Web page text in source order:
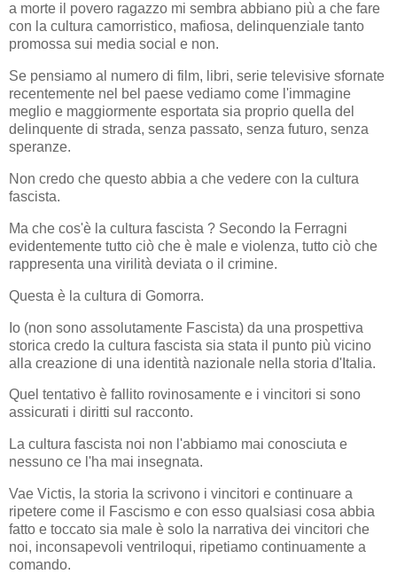
a morte il povero ragazzo mi sembra abbiano più a che fare
con la cultura camorristico, mafiosa, delinquenziale tanto
promossa sui media social e non.
Se pensiamo al numero di film, libri, serie televisive sfornate
recentemente nel bel paese vediamo come l'immagine
meglio e maggiormente esportata sia proprio quella del
delinquente di strada, senza passato, senza futuro, senza
speranze.
Non credo che questo abbia a che vedere con la cultura
fascista.
Ma che cos'è la cultura fascista ? Secondo la Ferragni
evidentemente tutto ciò che è male e violenza, tutto ciò che
rappresenta una virilità deviata o il crimine.
Questa è la cultura di Gomorra.
Io (non sono assolutamente Fascista) da una prospettiva
storica credo la cultura fascista sia stata il punto più vicino
alla creazione di una identità nazionale nella storia d'Italia.
Quel tentativo è fallito rovinosamente e i vincitori si sono
assicurati i diritti sul racconto.
La cultura fascista noi non l'abbiamo mai conosciuta e
nessuno ce l'ha mai insegnata.
Vae Victis, la storia la scrivono i vincitori e continuare a
ripetere come il Fascismo e con esso qualsiasi cosa abbia
fatto e toccato sia male è solo la narrativa dei vincitori che
noi, inconsapevoli ventriloqui, ripetiamo continuamente a
comando.